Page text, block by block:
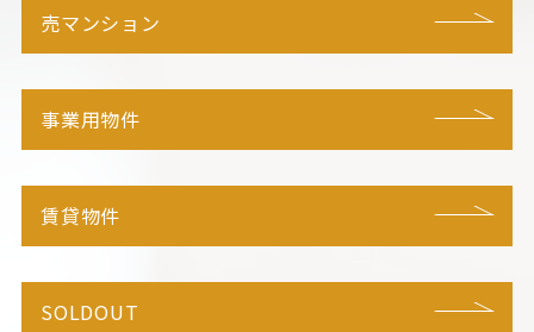
売マンション
事業用物件
賃貸物件
SOLDOUT